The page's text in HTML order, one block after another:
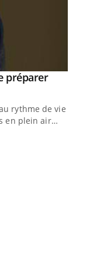
préparer
rythme de vie !
en plein air…
période de